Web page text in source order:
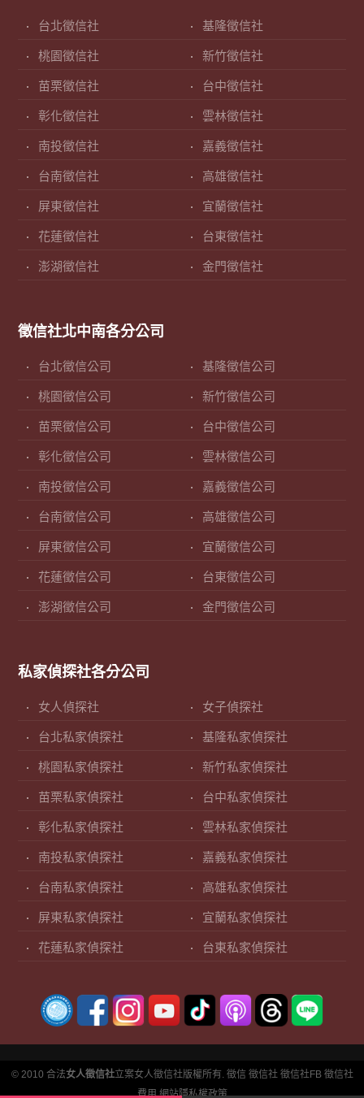
台北徵信社 基隆徵信社
桃園徵信社 新竹徵信社
苗栗徵信社 台中徵信社
彰化徵信社 雲林徵信社
南投徵信社 嘉義徵信社
台南徵信社 高雄徵信社
屏東徵信社 宜蘭徵信社
花蓮徵信社 台東徵信社
澎湖徵信社 金門徵信社
徵信社北中南各分公司
台北徵信公司 基隆徵信公司
桃園徵信公司 新竹徵信公司
苗栗徵信公司 台中徵信公司
彰化徵信公司 雲林徵信公司
南投徵信公司 嘉義徵信公司
台南徵信公司 高雄徵信公司
屏東徵信公司 宜蘭徵信公司
花蓮徵信公司 台東徵信公司
澎湖徵信公司 金門徵信公司
私家偵探社各分公司
女人偵探社 女子偵探社
台北私家偵探社 基隆私家偵探社
桃園私家偵探社 新竹私家偵探社
苗栗私家偵探社 台中私家偵探社
彰化私家偵探社 雲林私家偵探社
南投私家偵探社 嘉義私家偵探社
台南私家偵探社 高雄私家偵探社
屏東私家偵探社 宜蘭私家偵探社
花蓮私家偵探社 台東私家偵探社
© 2010 合法女人徵信社立案女人徵信社版權所有. 徵信 徵信社 徵信社FB 徵信社
費用 網站隱私權政策